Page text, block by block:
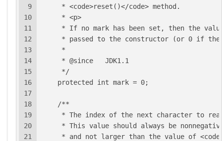
9
10
11
12
13
14
15
16
17
18
19
20
21
     * <code>reset()</code> method.
     * <p>
* If no mark has been set, then the
* passed to the constructor (or 0 if
     *
     * @since   JDK1.1
     */
    protected int mark = 0;
    /**
* The index of the next character to
* This value should always be
* and not larger than the value of